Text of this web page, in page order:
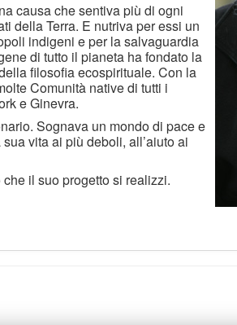
causa che sentiva più di ogni
della Terra. E nutriva per essi un
indigeni e per la sal­vaguardia
di tutto il pianeta ha fondato la
filosofia ecospirituale. Con la
Comunità native di tutti i
e Ginevra.
Sognava un mondo di pace e
vita ai più deboli, all’aiuto ai
il suo progetto si realizzi.